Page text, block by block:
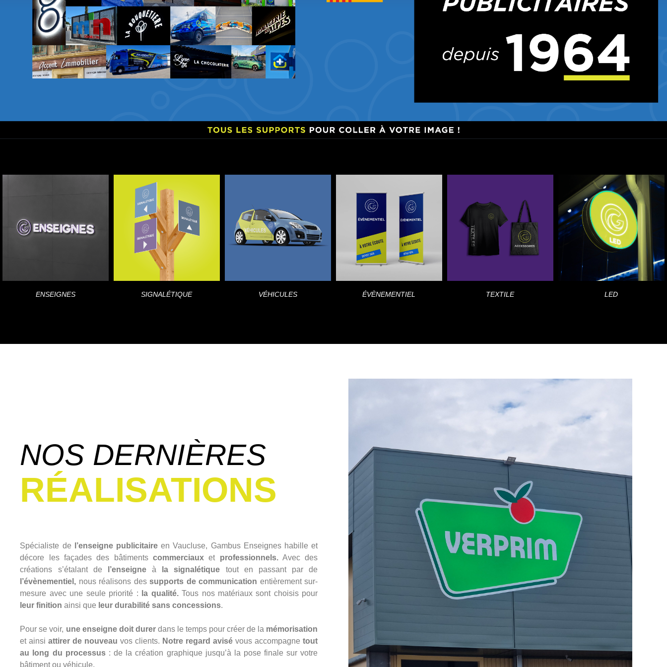
ENSEIGNES SIGNALÉTIQUE VÉHICULES​ ÉVÈNEMENTIEL TEXTILE LED
NOS DERNIÈRES
RÉALISATIONS
Spécialiste de l’enseigne publicitaire en Vaucluse, Gambus Enseignes habille et
décore les façades des bâtimentscommerciaux et professionnels.Avec des
créations s’étalant de
l’enseigneà la signalétique tout en passant par de
l’évènementiel, nous réalisons dessupports de communication entièrement sur-
mesure avec une seule priorité :
la qualité.Tous nos matériaux sont choisis pour
leur finition ainsi que leur durabilité sans concessions.
Pour se voir, une enseigne doit durerdans le temps pour créer de la mémorisation
et ainsiattirer de nouveau vos clients. Notre regard avisé vous accompagnetout
au long du processus: de la création graphique jusqu’à la pose finale sur votre
bâtiment ou véhicule.